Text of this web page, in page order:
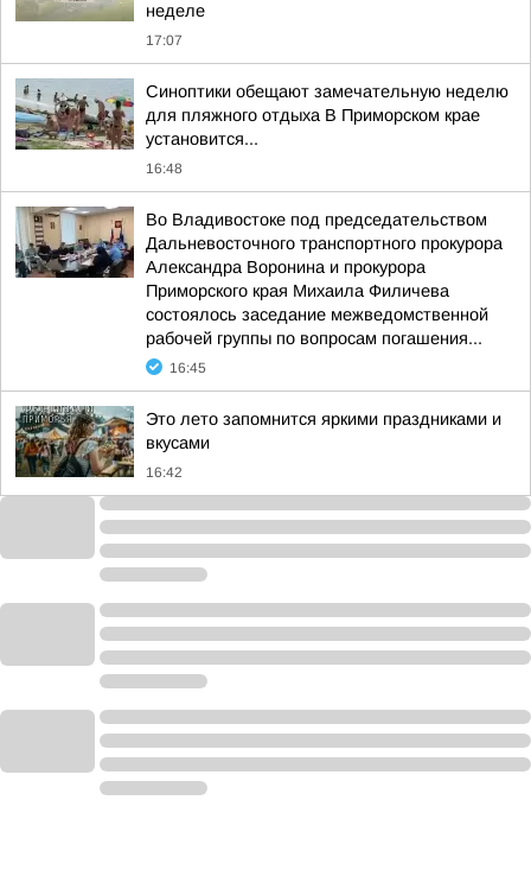
неделе
17:07
Синоптики обещают замечательную неделю
для пляжного отдыха В Приморском крае
установится...
16:48
Во Владивостоке под председательством
Дальневосточного транспортного прокурора
Александра Воронина и прокурора
Приморского края Михаила Филичева
состоялось заседание межведомственной
рабочей группы по вопросам погашения...
16:45
Это лето запомнится яркими праздниками и
вкусами
16:42